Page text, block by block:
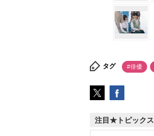
タグ #俳優
注目★トピックス